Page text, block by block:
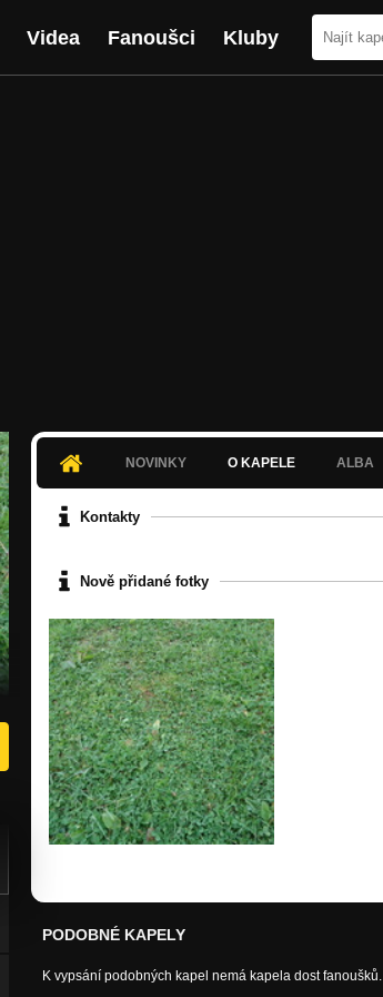
Videa Fanoušci Kluby
NOVINKY O KAPELE ALBA
Kontakty
Nově přidané fotky
PODOBNÉ KAPELY
K vypsání podobných kapel nemá kapela dost fanoušků.